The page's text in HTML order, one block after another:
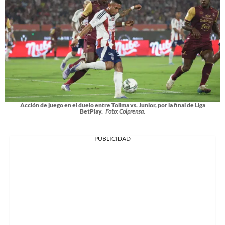
Acción de juego en el duelo entre Tolima vs. Junior, por la final de Liga
BetPlay. Foto: Colprensa.
PUBLICIDAD